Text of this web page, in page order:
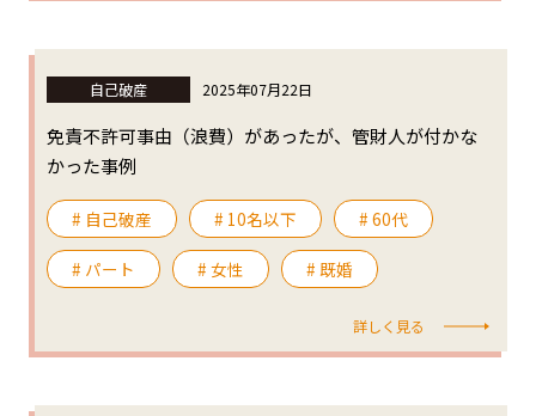
自己破産 2025年07月22日
免責不許可事由（浪費）があったが、管財人が付かな
かった事例
# 自己破産 # 10名以下 # 60代
# パート # 女性 # 既婚
詳しく見る